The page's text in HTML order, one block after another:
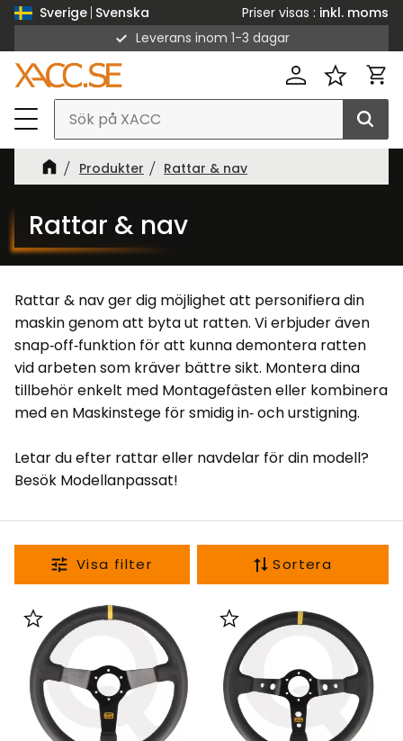
Sverige Svenska Priser visas
inkl. moms
Leverans inom 1-3 dagar
Rattar & nav
Produkter Rattar & nav
Rattar & nav ger dig möjlighet att personifiera din
maskin genom att byta ut ratten. Vi erbjuder även
snap‑off‑funktion för att kunna demontera ratten
vid arbeten som kräver bättre sikt. Montera dina
tillbehör enkelt med Montagefästeneller kombinera
med en Maskinstege för smidig in‑ och urstigning.
Letar du efter rattar eller navdelar för din modell?
Besök Modellanpassat!
Sortera
Lägg till i favoriter Lägg till i favoriter